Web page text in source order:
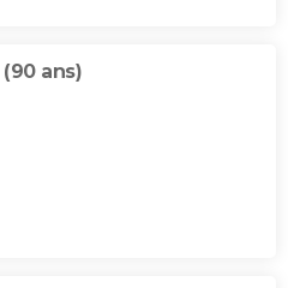
(90 ans)